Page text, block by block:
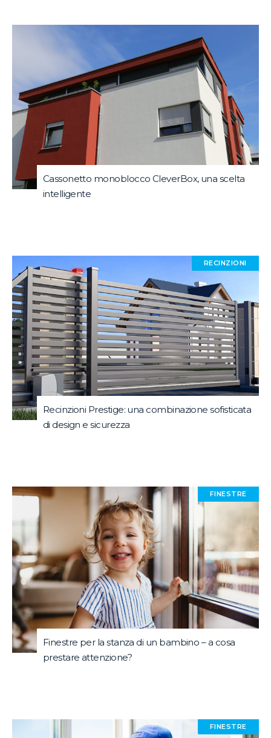
Cassonetto monoblocco CleverBox, una scelta
intelligente
Recinzioni Prestige: una combinazione sofisticata
di design e sicurezza
RECINZIONI
Finestre per la stanza di un bambino – a cosa
prestare attenzione?
FINESTRE
FINESTRE